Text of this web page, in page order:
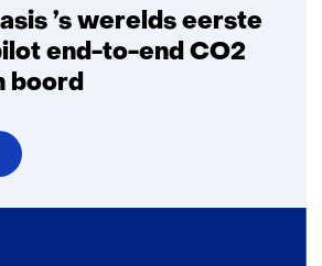
’s werelds eerste
end-to-end CO2
boord